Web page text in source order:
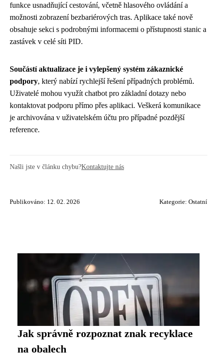
funkce usnadňující cestování, včetně hlasového ovládání a
možnosti zobrazení bezbariérových tras. Aplikace také nově
obsahuje sekci s podrobnými informacemi o přístupnosti stanic a
zastávek v celé síti PID.
Součástí aktualizace je i vylepšený systém zákaznické
podpory, který nabízí rychlejší řešení případných problémů.
Uživatelé mohou využít chatbot pro základní dotazy nebo
kontaktovat podporu přímo přes aplikaci. Veškerá komunikace
je archivována v uživatelském účtu pro případné pozdější
reference.
Našli jste v článku chybu?Kontaktujte nás
Publikováno: 12. 02. 2026 Kategorie: Ostatní
Jak správně rozpoznat znak recyklace
na obalech